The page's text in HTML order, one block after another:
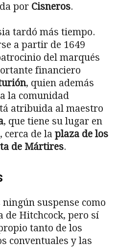
por Cisneros.
tardó más tiempo.
a partir de 1649
del marqués
financiero
, quien además
la comunidad
atribuida al maestro
, que tiene su lugar en
cerca de la plaza de los
de Mártires.
suspense como
de Hitchcock, pero sí
tanto de los
conventuales y las